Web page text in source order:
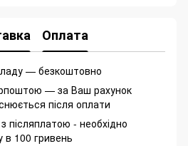
Оплата
— безкоштовно
— за Ваш рахунок
після оплати
післяплатою - необхідно
в 100 гривень